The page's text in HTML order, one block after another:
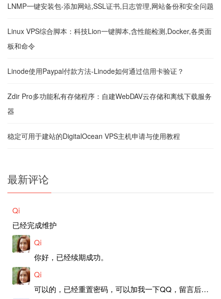
LNMP一键安装包-添加网站,SSL证书,日志管理,网站备份和安全问题
Linux VPS综合脚本：科技Lion一键脚本,含性能检测,Docker,各类面
板和命令
Linode使用Paypal付款方法-Linode如何通过信用卡验证？
Zdir Pro多功能私有存储程序：自建WebDAV云存储和离线下载服务
器
稳定可用于建站的DigitalOcean VPS主机申请与使用教程
最新评论
Qi
已经完成维护
Qi
你好，已经续期成功。
Qi
可以的，已经重置密码，可以加我一下QQ，留言后我就发密码给你。